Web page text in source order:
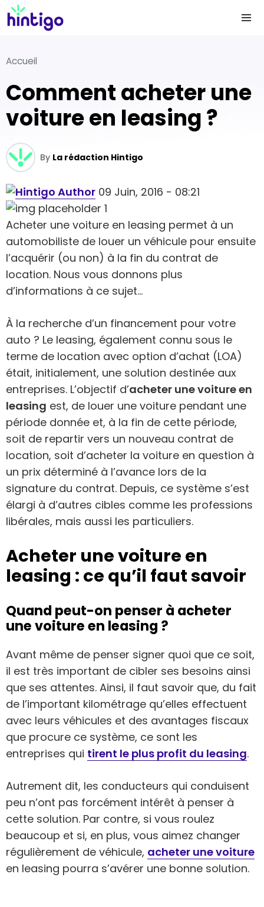
Accueil
Comment acheter une
voiture en leasing ?
By La rédaction Hintigo
09 Juin, 2016 - 08:21
Acheter une voiture en leasing permet à un
automobiliste de louer un véhicule pour ensuite
l’acquérir (ou non) à la fin du contrat de
location. Nous vous donnons plus
d’informations à ce sujet…
À la recherche d’un financement pour votre
auto ? Le leasing, également connu sous le
terme de location avec option d’achat (LOA)
était, initialement, une solution destinée aux
entreprises. L’objectif d’acheter une voiture en
leasing est, de louer une voiture pendant une
période donnée et, à la fin de cette période,
soit de repartir vers un nouveau contrat de
location, soit d’acheter la voiture en question à
un prix déterminé à l’avance lors de la
signature du contrat. Depuis, ce système s’est
élargi à d’autres cibles comme les professions
libérales, mais aussi les particuliers.
Acheter une voiture en
leasing : ce qu’il faut savoir
Quand peut-on penser à acheter
une voiture en leasing ?
Avant même de penser signer quoi que ce soit,
il est très important de cibler ses besoins ainsi
que ses attentes. Ainsi, il faut savoir que, du fait
de l’important kilométrage qu’elles effectuent
avec leurs véhicules et des avantages fiscaux
que procure ce système, ce sont les
entreprises qui tirent le plus profit du leasing.
Autrement dit, les conducteurs qui conduisent
peu n’ont pas forcément intérêt à penser à
cette solution. Par contre, si vous roulez
beaucoup et si, en plus, vous aimez changer
régulièrement de véhicule, acheter une voiture
en leasing pourra s’avérer une bonne solution.